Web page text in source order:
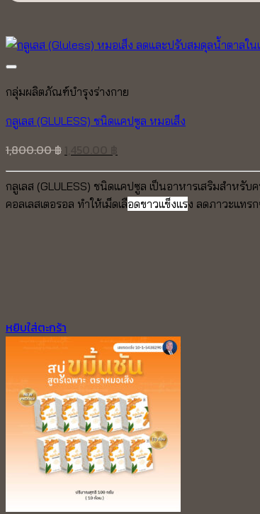
กลุ่มผลิตภัณฑ์บำรุงร่างกาย
กลูเลส (GLULESS) ชนิดแคปซูล หมอเส็ง
1,800.00฿
price
was:
1,800.00 ฿.
price
is:
1,450.00 ฿.
กลูเลส (GLULESS) ชนิดแคปซูล เป็นอาหารเสริมสำหรั
คอลเลสเตอรอล ทำให้เม็ดเลือดขาวแข็งแรง ลดภาวะแทร
หยิบใส่ตะกร้า